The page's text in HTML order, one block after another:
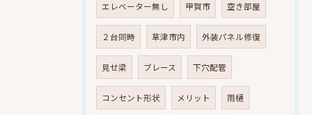
エレベーター無し 甲賀市 空き部屋
２台同時 草津市内 外装パネル修復
見せ梁 ブレース 下穴配管
コンセント形状 メリット 雨樋